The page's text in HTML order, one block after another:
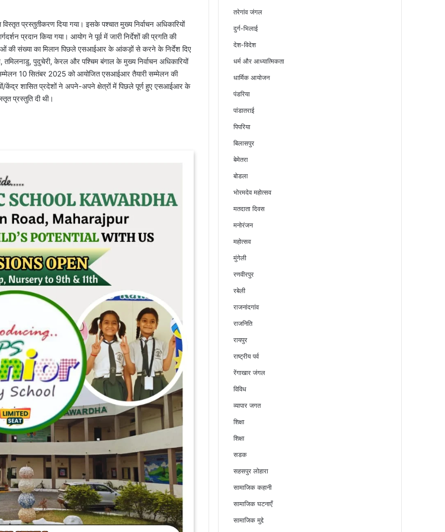
प्रस्तुतीकरण दिया गया। इसके पश्चात मुख्य निर्वाचन अधिकारियों
प्रदान किया गया। आयोग ने पूर्व में जारी निर्देशों की प्रगति की
की संख्या का मिलान पिछले एसआईआर के आंकड़ों से करने के निर्देश दिए
पुदुचेरी, केरल और पश्चिम बंगाल के मुख्य निर्वाचन अधिकारियों
10 सितंबर 2025 को आयोजित एसआईआर तैयारी सम्मेलन की
केंद्र शासित प्रदेशों ने अपने-अपने क्षेत्रों में पिछले पूर्ण हुए एसआईआर के
प्रस्तुति दी थी।
तरेगांव जंगल
दुर्ग-भिलाई
देश-विदेश
धर्म और आध्यात्मिकता
धार्मिक आयोजन
पंडरिया
पांडातराई
पिपरिया
बिलासपुर
बेमेतरा
बोडला
भोरमदेव महोत्सव
मतदाता दिवस
मनोरंजन
महोत्सव
मुंगेली
रणवीरपुर
रबेली
राजनांदगांव
राजनिति
रायपुर
राष्ट्रीय पर्व
रेंगाखार जंगल
विविध
व्यापार जगत
शिक्षा
शिक्षा
सडक
सहसपुर लोहारा
सामाजिक कहानी
सामाजिक घटनाएँ
सामाजिक मुद्दे